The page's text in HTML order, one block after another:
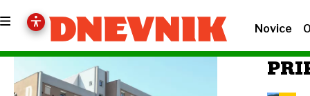
Novice